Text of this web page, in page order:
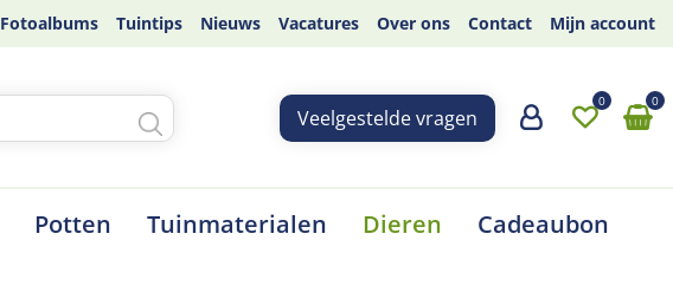
Fotoalbums Tuintips Nieuws Vacatures Over ons Contact Mijn account
Veelgestelde vragen
Potten Tuinmaterialen Dieren Cadeaubon